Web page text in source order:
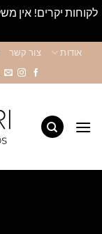
content
אודות צור קשר